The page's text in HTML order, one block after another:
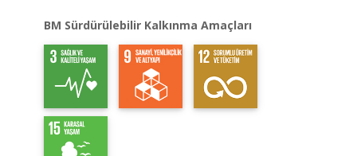
BM Sürdürülebilir Kalkınma Amaçları